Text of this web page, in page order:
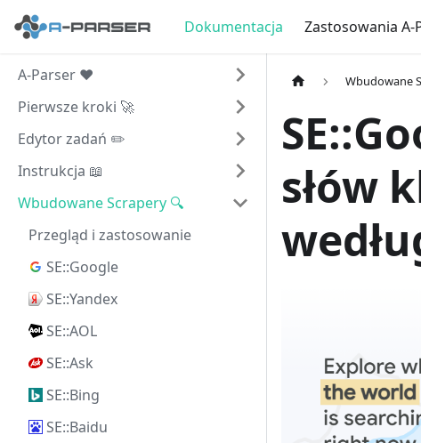
Dokumentacja Zastosowania A-
A-Parser ❤️
Pierwsze kroki 🚀
Edytor zadań ✏️
Instrukcja 📖
Wbudowane Scrapery 🔍
Przegląd i zastosowanie
SE::Google
SE::Yandex
SE::AOL
SE::Ask
SE::Bing
SE::Baidu
Wbudowane
słów